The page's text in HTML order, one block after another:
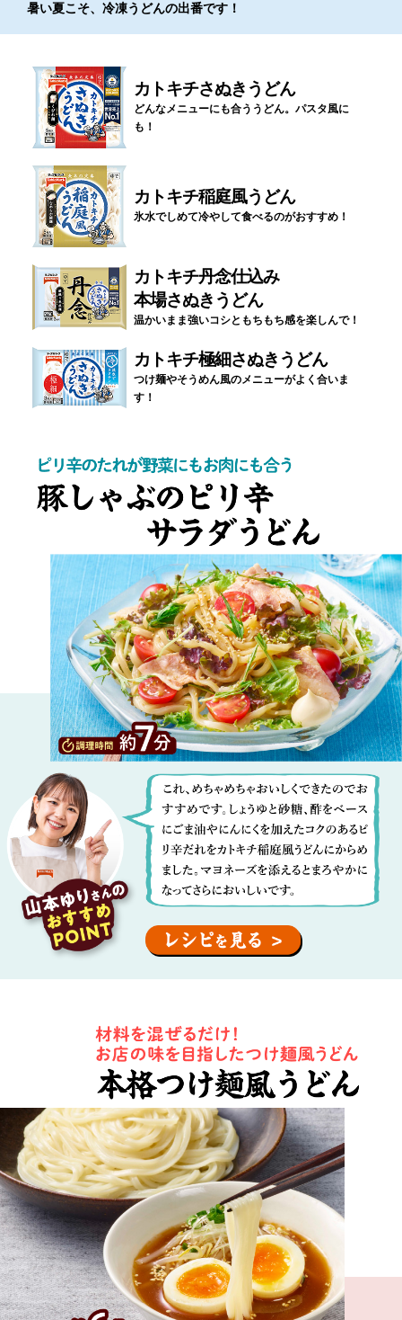
暑い夏こそ、冷凍うどんの出番です！
カトキチさぬきうどん
どんなメニューにも合ううどん。パスタ風に
も！
カトキチ稲庭風うどん
氷水でしめて冷やして食べるのがおすすめ！
カトキチ丹念仕込み
本場さぬきうどん
温かいまま強いコシともちもち感を楽しんで！
カトキチ極細さぬきうどん
つけ麺やそうめん風のメニューがよく合いま
す！
れ、
め
ち
ゃ
ゃ
い
し
く
で
き
た
の
で
お
す